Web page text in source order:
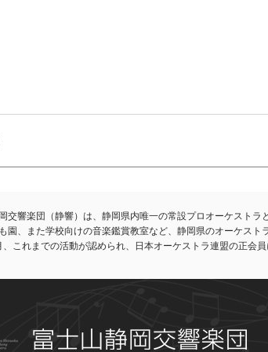
交響楽団（静響）は、静岡県内唯一の常設プロオーケスト
園、また学校向けの音楽鑑賞教室など、静岡県のオーケスト
、これまでの活動が認められ、日本オーケストラ連盟の正会員